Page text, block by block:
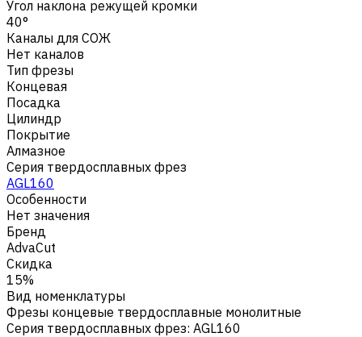
Угол наклона режущей кромки
40°
Каналы для СОЖ
Нет каналов
Тип фрезы
Концевая
Посадка
Цилиндр
Покрытие
Алмазное
Серия твердосплавных фрез
AGL160
Особенности
Нет значения
Бренд
AdvaCut
Скидка
15%
Вид номенклатуры
Фрезы концевые твердосплавные монолитные
Серия твердосплавных фрез: AGL160